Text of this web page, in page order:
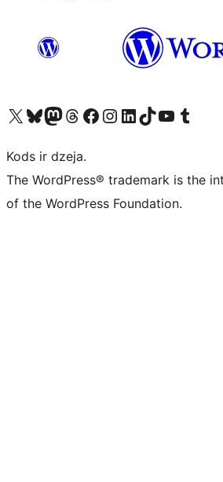
Apmeklējiet mūsu X (agrāk Twitter) kontu
Apmeklējiet mūsu Bluesky kontu
Apmeklējiet mūsu Mastodon kontu
Apmeklējiet mūsu Threads kontu
Apmeklējiet mūsu Facebook lapuApmeklējiet mūsu Instagram kontu
Apmeklējiet mūsu LinkedIn kontu
Apmeklējiet mūsu TikTok kontu
Apmeklējiet mūsu YouTube kanālu
Apmeklējiet mūsu Tumblr kontu
Kods ir dzeja.
The WordPress® trademark is the
of the WordPress Foundation.